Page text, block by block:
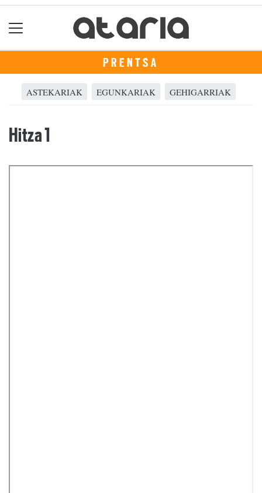
PRENTSA
ASTEKARIAK EGUNKARIAK GEHIGARRIAK
Hitza 1